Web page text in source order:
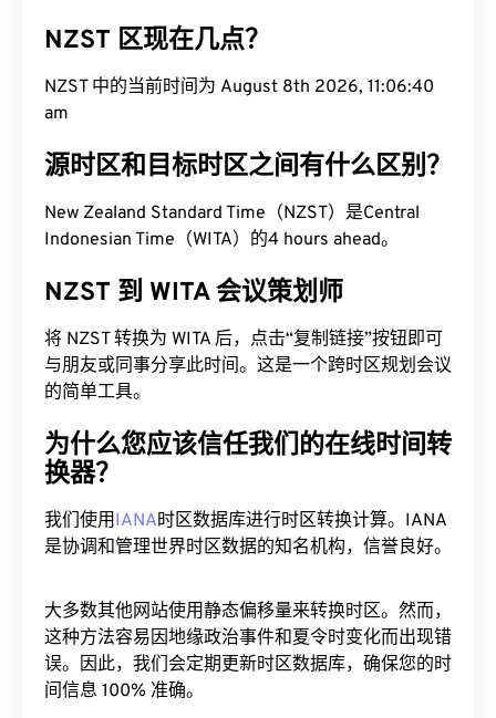
NZST 区现在几点？
NZST 中的当前时间为 August 8th 2026, 11:06:41
am
源时区和目标时区之间有什么区别？
New Zealand Standard Time（NZST）是Central
Indonesian Time（WITA）的4 hours ahead。
NZST 到 WITA 会议策划师
将 NZST 转换为 WITA 后，点击“复制链接”按钮即可
与朋友或同事分享此时间。这是一个跨时区规划会议
的简单工具。
为什么您应该信任我们的在线时间转
换器？
我们使用IANA时区数据库进行时区转换计算。IANA
是协调和管理世界时区数据的知名机构，信誉良好。
大多数其他网站使用静态偏移量来转换时区。然而，
这种方法容易因地缘政治事件和夏令时变化而出现错
误。因此，我们会定期更新时区数据库，确保您的时
间信息 100% 准确。